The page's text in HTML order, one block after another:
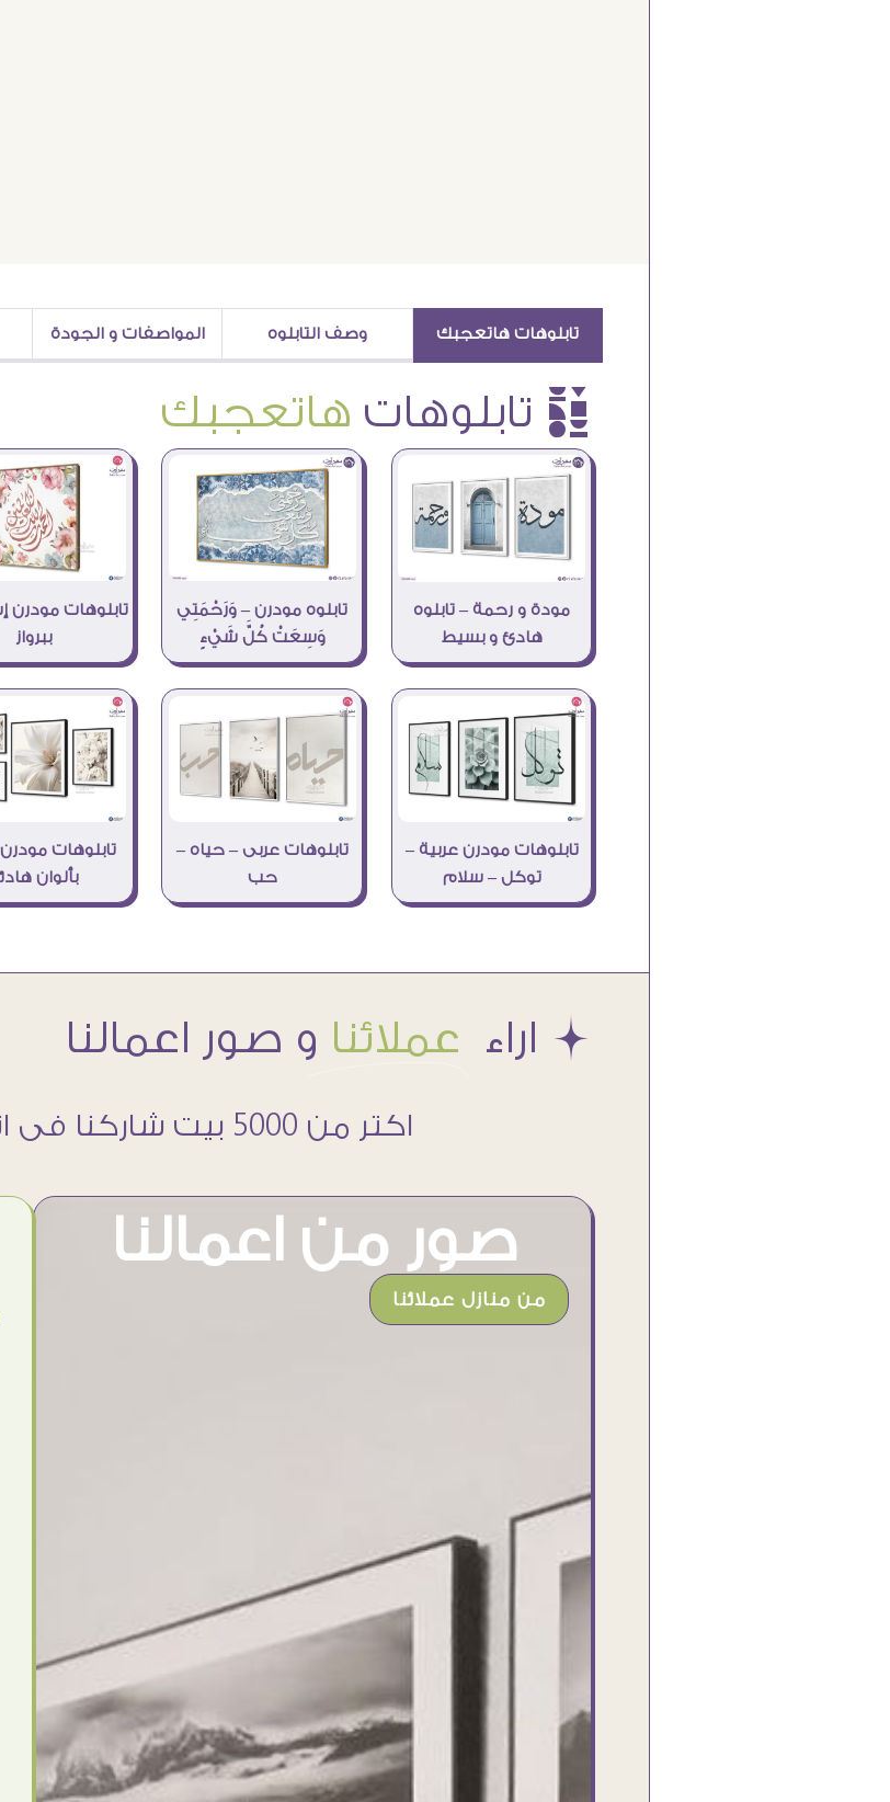
تابلوهات هاتعجبك وصف التابلوه المواصفات و الجودة
è تابلوهات هاتعجبك
مودة و رحمة – تابلوه
هادئ و بسيط
تابلوه مودرن – وَرَحْمَتِي
وَسِعَتْ كُلَّ شَيْءٍ
تابلوهات مودرن
ببرواز
تابلوهات مودرن عربية –
توكل – سلام
تابلوهات عربى – حياه –
حب
تابلوهات
بألوان
Æ اراء عملائنا و صور اعمالنا
اكتر من 5000 بيت شاركنا فى اننا نخلى حوائطهم اجمل
صور من اعمالنا
من منازل عملائنا
وإرضاء العميل والخامات والتقفيل وسرعة
التوصيل. بصراحه وبمنتهي الأمانه مكسب
Doaa Elsayd
القاهرة - مصر